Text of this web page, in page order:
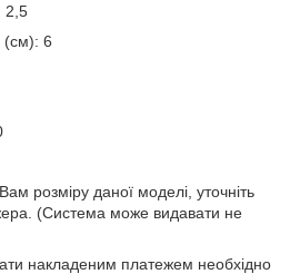
2,5
(см): 6
розміру даної моделі, уточніть
(Система може видавати не
накладеним платежем необхідно